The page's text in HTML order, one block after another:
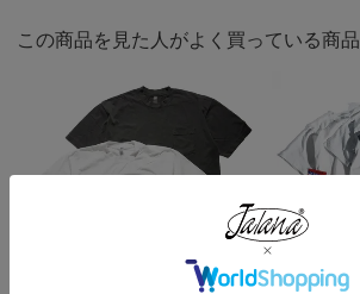
この商品を見た人がよく買っている商品